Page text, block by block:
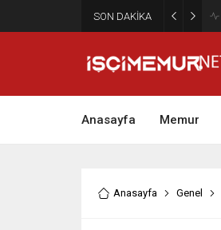
SON DAKİKA
Anasayfa Memur
Anasayfa Genel